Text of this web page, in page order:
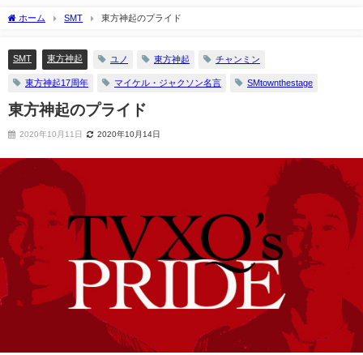
ホーム SMT 東方神起のプライド
SMT 東方神起 ユノ 東方神起 チャンミン
東方神起17周年 マイケル・ジャクソン名言 SMtownthestage
東方神起のプライド
2020年10月11日 2020年10月14日